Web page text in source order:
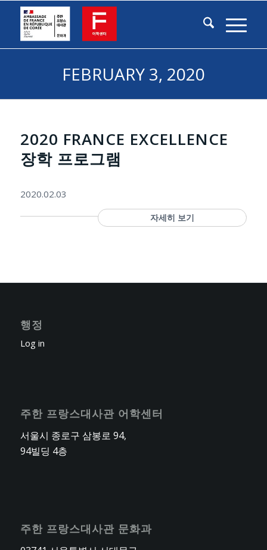
FEBRUARY 3, 2020
2020 FRANCE EXCELLENCE
장학 프로그램
2020.02.03
자세히 보기
행정
Log in
주한 프랑스대사관 어학센터
서울시 종로구 삼봉로 94,
94빌딩 4층
주한 프랑스대사관 문화과